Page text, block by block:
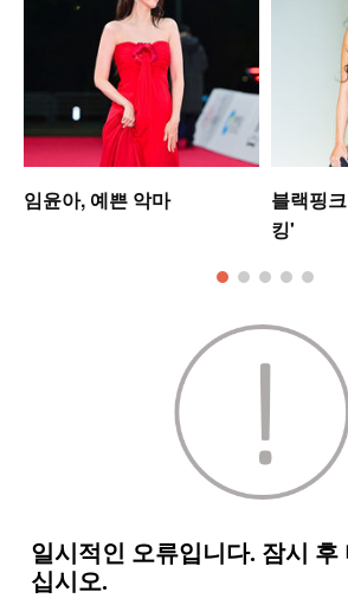
임윤아, 예쁜 악마
블랙핑
킹'